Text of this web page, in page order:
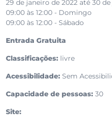
29 de janeiro de 2022 até 30
09:00 às 12:00 - Domingo
09:00 às 12:00 - Sábado
Entrada Gratuita
Classificações: livre
Acessibilidade: Sem
Capacidade de pessoas: 30
Site: